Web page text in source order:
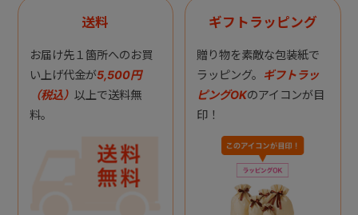
送料
お届け先１箇所へのお買
い上げ代金が5,500円
（税込） 以上で送料無
料。
ギフトラッピング
贈り物を素敵な包装紙で
ラッピング。 ギフトラッ
ピングOKのアイコンが目
印！